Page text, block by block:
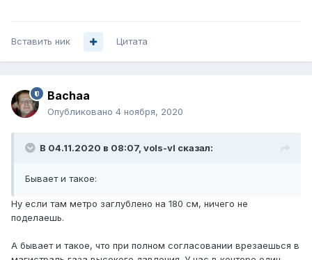
Вставить ник Цитата
Bachaa
Опубликовано 4 ноября, 2020
В 04.11.2020 в 08:07, vols-vl сказал:
Бывает и такое:
Ну если там метро заглублено на 180 см, ничего не
поделаешь.
А бывает и такое, что при полном согласовании врезаешься в